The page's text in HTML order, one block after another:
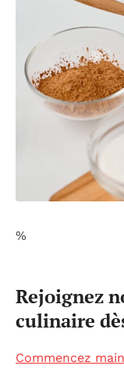
%
Rejoignez
culinaire
Commencez